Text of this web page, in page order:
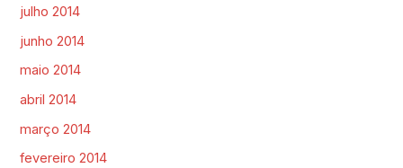
julho 2014
junho 2014
maio 2014
abril 2014
março 2014
fevereiro 2014